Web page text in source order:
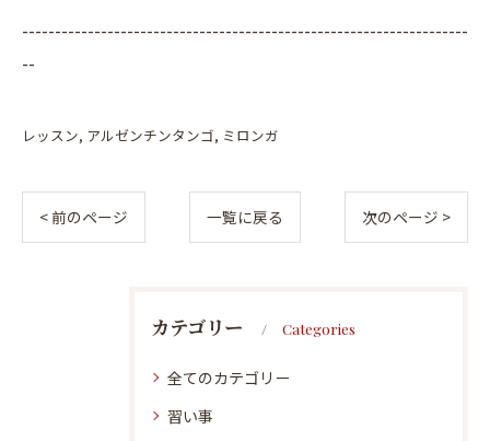
--------------------------------------------------------------------
--
レッスン アルゼンチンタンゴ ミロンガ
< 前のページ 一覧に戻る 次のページ >
カテゴリー Categories
全てのカテゴリー
習い事